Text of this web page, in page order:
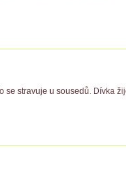
se stravuje u sousedů. Dívka